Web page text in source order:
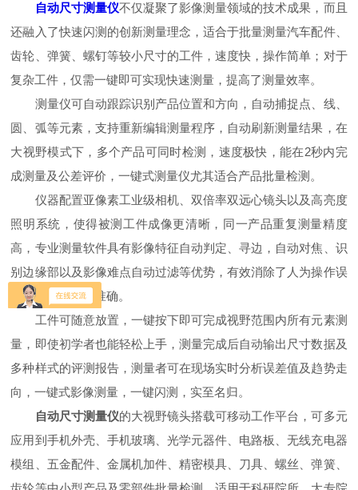
自动尺寸测量仪不仅凝聚了影像测量领域的技术成果，而且
还融入了快速闪测的创新测量理念，适合于批量测量汽车配件、
齿轮、弹簧、螺钉等较小尺寸的工件，速度快，操作简单；对于
复杂工件，仅需一键即可实现快速测量，提高了测量效率。
测量仪可自动跟踪识别产品位置和方向，自动捕捉点、线、
圆、弧等元素，支持重新编辑测量程序，自动刷新测量结果，在
大视野模式下，多个产品可同时检测，速度极快，能在2秒内完
成测量及公差评价，一键式测量仪尤其适合产品批量检测。
仪器配置亚像素工业级相机、双倍率双远心镜头以及高亮度
照明系统，使得被测工件成像更清晰，同一产品重复测量精度
高，专业测量软件具有影像特征自动判定、寻边，自动对焦、识
别边缘部以及影像难点自动过滤等优势，有效消除了人为操作误
差，测量结果更准确。
工件可随意放置，一键按下即可完成视野范围内所有元素测
量，即使初学者也能轻松上手，测量完成后自动输出尺寸数据及
多种样式的评测报告，测量者可在现场实时分析误差值及趋势走
向，一键式影像测量，一键闪测，实至名归。
自动尺寸测量仪的大视野镜头搭载可移动工作平台，可多元
应用到手机外壳、手机玻璃、光学元器件、电路板、无线充电器
模组、五金配件、金属机加件、精密模具、刀具、螺丝、弹簧、